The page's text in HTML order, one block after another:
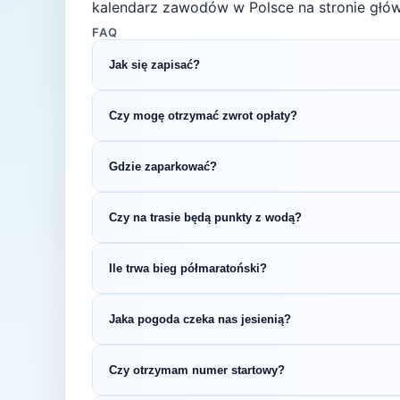
kalendarz zawodów w Polsce na stronie
FAQ
Jak się zapisać?
rejestracyjnym.
Czy mogę otrzymać zwrot opłaty?
Gdzie zaparkować?
organizatora.
Czy na trasie będą punkty z wodą?
w regulaminie zawodów.
Ile trwa bieg półmaratoński?
2:30, a dla bardziej doświadczonych biegaczy
Jaka pogoda czeka nas jesienią?
wybierz strój warstwowy.
Czy otrzymam numer startowy?